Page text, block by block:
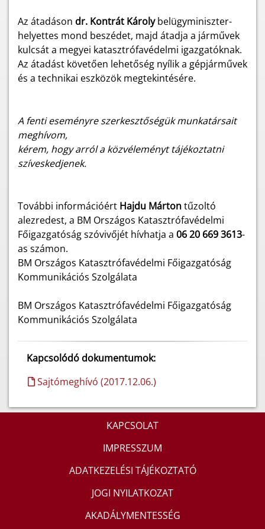
Az átadáson dr. Kontrát Károlybelügyminiszter-
helyettes mond beszédet, majd átadja a járművek
kulcsát a megyei katasztrófavédelmi igazgatóknak.
Az átadást követően lehetőség nyílik a gépjárművek
és a technikai eszközök megtekintésére.
A fenti eseményre szerkesztőségük munkatársait
meghívom,
kérem, hogy arról a közvéleményt tájékoztatni
szíveskedjenek.
További információért Hajdu Mártontűzoltó
alezredest, a BM Országos Katasztrófavédelmi
Főigazgatóság szóvivőjét hívhatja a 06 20 669 3613-
as számon.
BM Országos Katasztrófavédelmi Főigazgatóság
Kommunikációs Szolgálata
BM Országos Katasztrófavédelmi Főigazgatóság
Kommunikációs Szolgálata
Kapcsolódó dokumentumok:
Sajtómeghívó (2017.12.06.)
KAPCSOLAT
IMPRESSZUM
ADATKEZELÉSI TÁJÉKOZTATÓ
JOGI NYILATKOZAT
AKADÁLYMENTESSÉG